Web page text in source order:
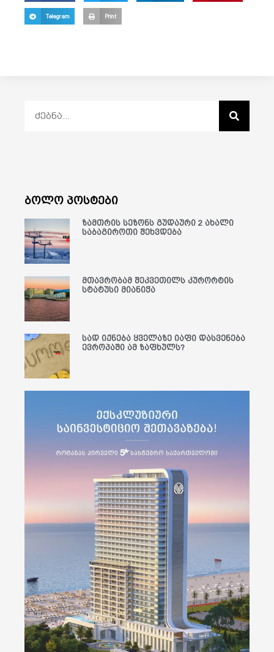
Telegram Print
ბოლო პოსტები
ზამთრის სეზონს გუდაური 2 ახალი
საბაგიროთი შეხვდება
მთავრობამ შეკვეთილს კურორტის
სტატუსი მიანიჭა
სად იქნება ყველაზე იაფი დასვენება
ევროპაში ამ ზაფხულს?